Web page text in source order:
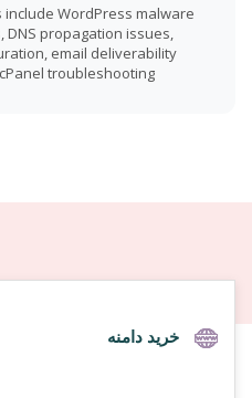
WordPress malware
propagation issues,
email deliverability
troubleshooting.
خرید دامنه